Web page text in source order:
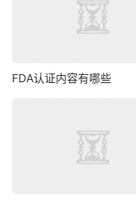
FDA认证内容有哪些